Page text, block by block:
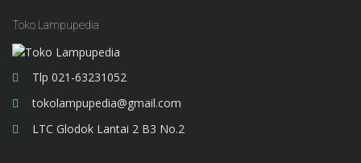
Toko Lampupedia
Tlp 021-63231052
tokolampupedia@gmail.com
LTC Glodok Lantai 2 B3 No.2